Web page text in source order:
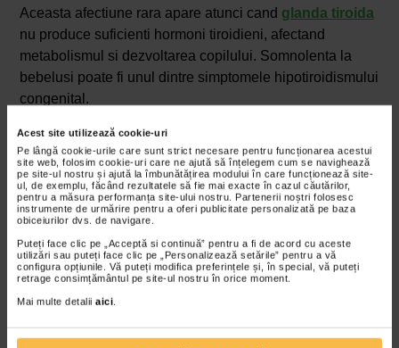
Acest site utilizează cookie-uri
Pe lângă cookie-urile care sunt strict necesare pentru funcționarea acestui
site web, folosim cookie-uri care ne ajută să înțelegem cum se navighează
pe site-ul nostru și ajută la îmbunătățirea modului în care funcționează site-
ul, de exemplu, făcând rezultatele să fie mai exacte în cazul căutărilor,
pentru a măsura performanța site-ului nostru. Partenerii noștri folosesc
instrumente de urmărire pentru a oferi publicitate personalizată pe baza
obiceiurilor dvs. de navigare.
Puteți face clic pe „Acceptă si continuă” pentru a fi de acord cu aceste
utilizări sau puteți face clic pe „Personalizează setările” pentru a vă
configura opțiunile. Vă puteți modifica preferințele și, în special, vă puteți
retrage consimțământul pe site-ul nostru în orice moment.
Mai multe detalii aici.
Aceasta afectiune rara apare atunci cand glanda tiroida
nu produce suficienti hormoni tiroidieni, afectand
metabolismul si dezvoltarea copilului. Somnolenta la
bebelusi poate fi unul dintre simptomele hipotiroidismului
congenital.
Anemie
Un nivel scazut dehemoglobinain sange poate duce la
oboseala si somnolenta la bebelusi. Anemia poate fi
cauzata de deficitul de fier sau de alte conditii medicale.
Probleme metabolice sau neurologice
Anumite afectiuni metabolice sau neurologice pot
influenta nivelul de energie al unui bebelus. Din aceasta